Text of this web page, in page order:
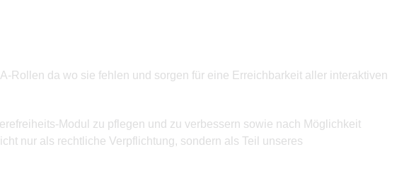
Rollen da wo sie fehlen und sorgen für eine Erreichbarkeit aller interaktiven
Modul zu pflegen und zu verbessern sowie nach Möglichkeit
nur als rechtliche Verpflichtung, sondern als Teil unseres